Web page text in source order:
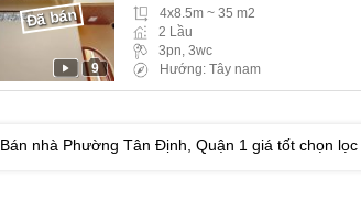
9
Đã bán
4x8.5m ~ 35 m2
2 Lầu
3pn, 3wc
Hướng: Tây nam
Bán nhà Phường Tân Định, Quận 1 giá tốt chọn